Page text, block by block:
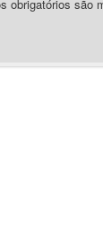
obrigatórios são